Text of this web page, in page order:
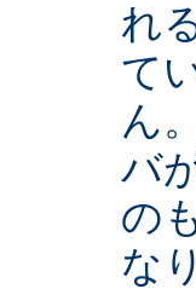
れ
て
ん
バ
の
な